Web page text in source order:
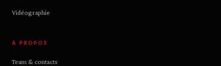
Vidéographie
À PROPOS
Team & contacts